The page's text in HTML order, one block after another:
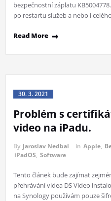
bezpečnostní záplatu
po restartu služeb a nebo i
Read More
30. 3. 2021
Problém s
video na iPadu.
By Jaroslav Nedbal in Apple,
iPadOS, Software
Tento článek bude zajímat
přehrávání videa DS Video
na Synology používám pouze